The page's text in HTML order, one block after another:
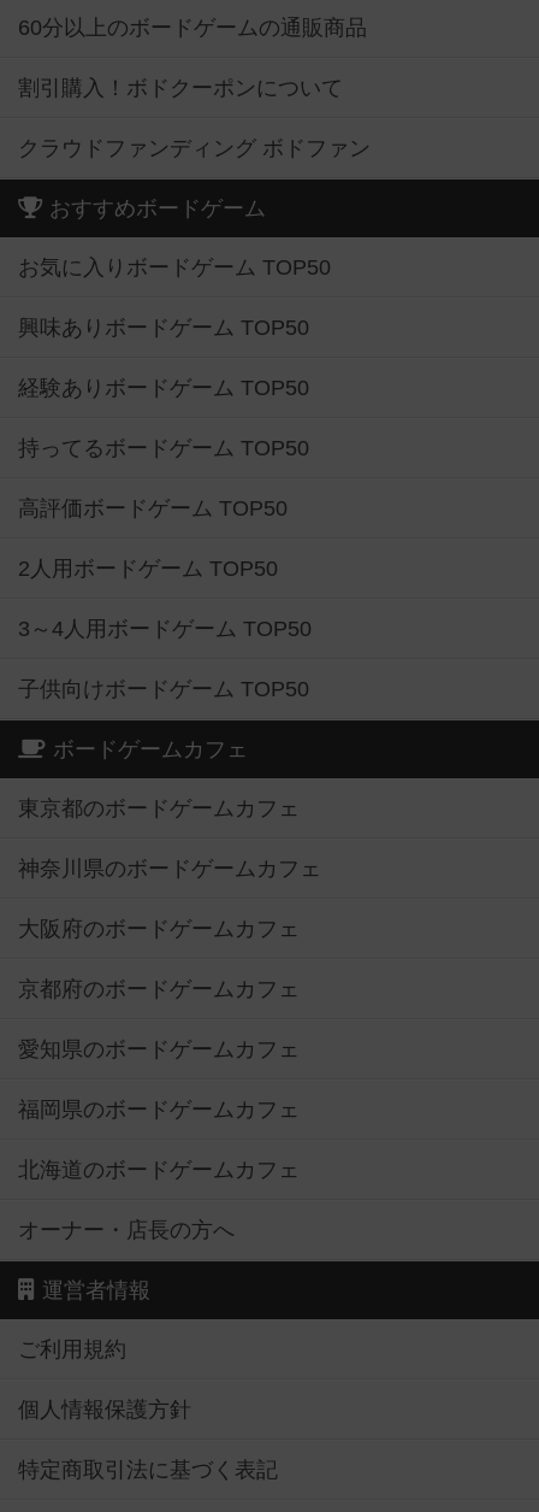
60分以上のボードゲームの通販商品
割引購入！ボドクーポンについて
クラウドファンディング ボドファン
おすすめボードゲーム
お気に入りボードゲーム TOP50
興味ありボードゲーム TOP50
経験ありボードゲーム TOP50
持ってるボードゲーム TOP50
高評価ボードゲーム TOP50
2人用ボードゲーム TOP50
3～4人用ボードゲーム TOP50
子供向けボードゲーム TOP50
ボードゲームカフェ
東京都のボードゲームカフェ
神奈川県のボードゲームカフェ
大阪府のボードゲームカフェ
京都府のボードゲームカフェ
愛知県のボードゲームカフェ
福岡県のボードゲームカフェ
北海道のボードゲームカフェ
オーナー・店長の方へ
運営者情報
ご利用規約
個人情報保護方針
特定商取引法に基づく表記